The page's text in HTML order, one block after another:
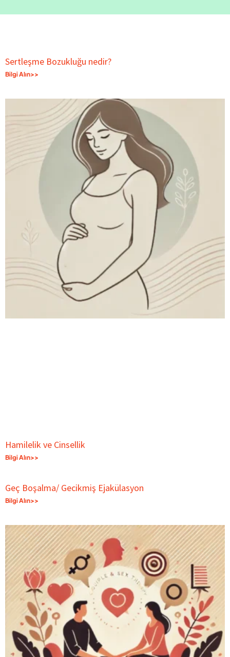
Sertleşme Bozukluğu nedir?
Bilgi Alın>>
Hamilelik ve Cinsellik
Bilgi Alın>>
Geç Boşalma/ Gecikmiş Ejakülasyon
Bilgi Alın>>